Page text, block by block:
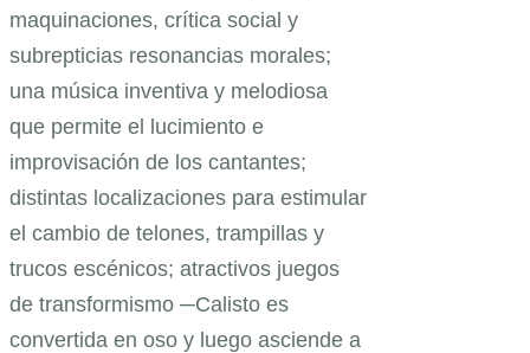
maquinaciones, crítica social y
subrepticias resonancias morales;
una música inventiva y melodiosa
que permite el lucimiento e
improvisación de los cantantes;
distintas localizaciones para estimular
el cambio de telones, trampillas y
trucos escénicos; atractivos juegos
de transformismo ─Calisto es
convertida en oso y luego asciende a